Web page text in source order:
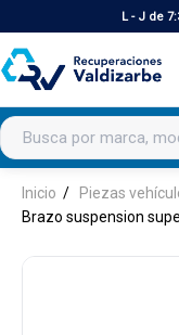
L - J de
Buscar productos
Inicio Piezas
Brazo suspension